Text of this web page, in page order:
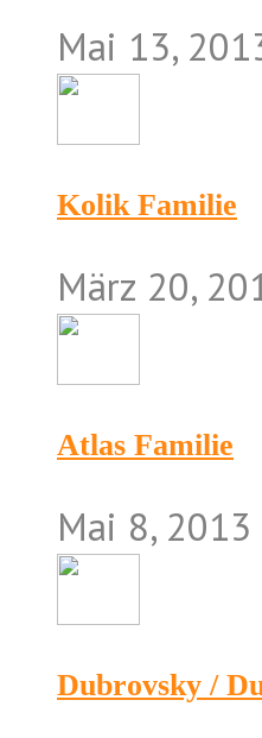
Mai 13,
Kolik Familie
März 20,
Atlas Familie
Mai 8, 2013
Dubrovsky /